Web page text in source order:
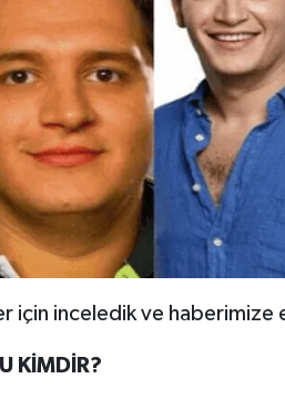
için inceledik ve haberimize
KİMDİR?